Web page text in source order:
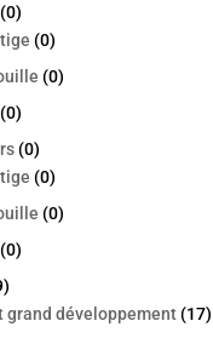
(0)
(0)
(0)
(0)
(0)
(0)
(0)
(0)
grand développement (17)